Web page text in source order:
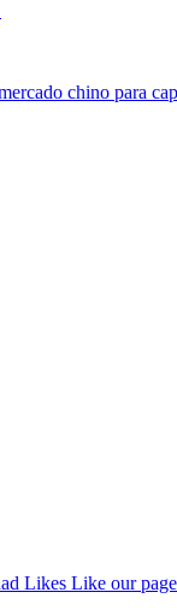
chino para
Likes Like our page